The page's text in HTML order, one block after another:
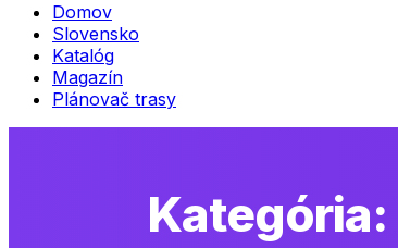
Domov
Slovensko
Katalóg
Magazín
Plánovač trasy
Kategória: